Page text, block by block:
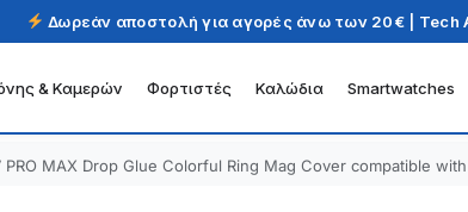
Δωρεάν αποστολή για αγορές άνω των 20€ | Tech
& Καμερών Φορτιστές Καλώδια Smartwatches
PRO MAX Drop Glue Colorful Ring Mag Cover compatible